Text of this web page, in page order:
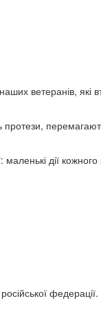
ветеранів, які
дії
федерації.